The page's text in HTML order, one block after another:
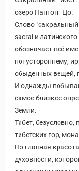
озеро Пангонг Цо.
Слово
sacral и
обозначает всё
потустороннему,
обыденных вещей,
И однажды
самое близкое
Земли.
Тибет, безусловно,
тибетских гор,
Но главная
духовности,